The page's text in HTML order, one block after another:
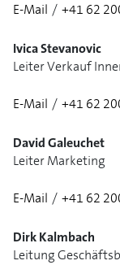
E-Mail / +41 62
Ivica Stevanovic
Leiter Verkauf
E-Mail / +41 62
David Galeuchet
Leiter Marketing
E-Mail / +41 62
Dirk Kalmbach
Leitung